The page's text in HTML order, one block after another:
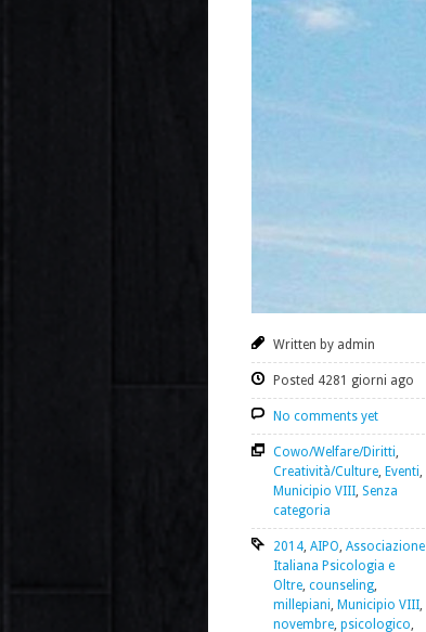
Written by admin
Posted 4281 giorni ago
No comments yet
Cowo/Welfare/Diritti,
Creatività/Culture, Eventi,
Municipio VIII, Senza
categoria
2014, AIPO, Associazione
Italiana Psicologia e
Oltre, counseling,
millepiani, Municipio VIII,
novembre, psicologico,